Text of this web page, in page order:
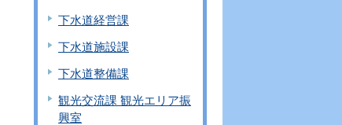
下水道経営課
下水道施設課
下水道整備課
観光交流課 観光エリア振
興室